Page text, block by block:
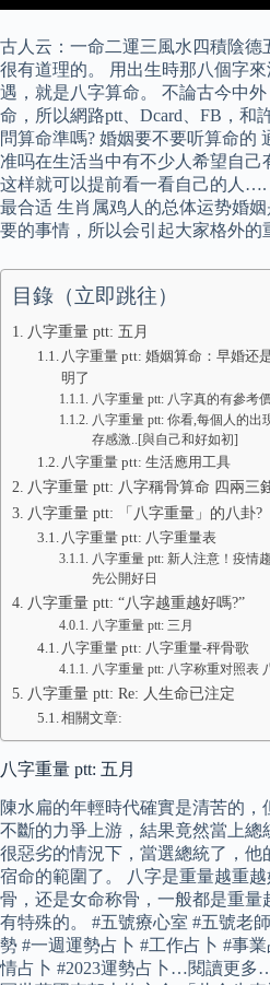
古人云：一命二運三風水四積陰德
很有道理的。 用出生時那八個字
遇，就是八字算命。 不論古今中
命，所以網路ptt、Dcard、FB，和
問算命準嗎? 婚姻要不要听算命的
准吗在生活当中有不少人希望自己
这样就可以提前看一看自己的人….
最合适 生肖属鸡人的总体运势婚
要的事情，所以会引起大家格外的
目錄（立即跳往）
八字重量 ptt: 五月
八字重量 ptt: 婚姻算命：早婚还
明了
八字重量 ptt: 八字真的有參考
八字重量 ptt: 你看,每個人的出
存感激..[與自己和好如初]
八字重量 ptt: 生活應用工具
八字重量 ptt: 八字稱骨算命 四兩三
八字重量 ptt: 「八字重量」的八卦?
八字重量 ptt: 八字重量表
八字重量 ptt: 新人注意！疫情
先公開好日
八字重量 ptt: “八字越重越好嗎?”
八字重量 ptt: 三月
八字重量 ptt: 八字重量-秤骨歌
八字重量 ptt: 八字称重对照表
八字重量 ptt: Re: 人生命已注定
相關文章:
八字重量 ptt: 五月
陳水扁的年輕時代確實是清苦的，
不斷的力爭上游，結果竟然當上總
很惡劣的情況下，當選總統了，他
宿命的範圍了。 八字是重量越重
骨，还是女命称骨，一般都是重量
有特殊的。 #五號療心室 #五號老
勢 #一週運勢占卜 #工作占卜 #事
情占卜 #2023運勢占卜…閱讀更多